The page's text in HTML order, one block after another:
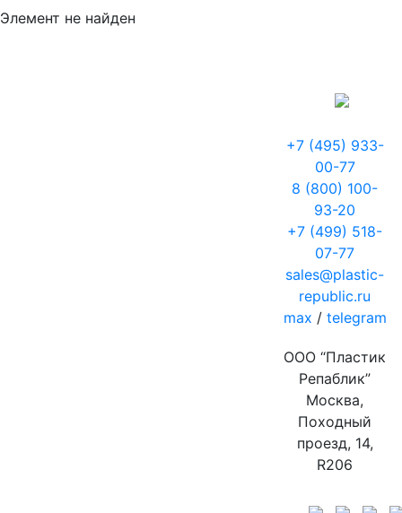
Элемент не найден
+7 (495) 933-
00-77
8 (800) 100-
93-20
+7 (499) 518-
07-77
sales@plastic-
republic.ru
max / telegram
ООО “Пластик
Репаблик”
Москва,
Походный
проезд, 14,
R206